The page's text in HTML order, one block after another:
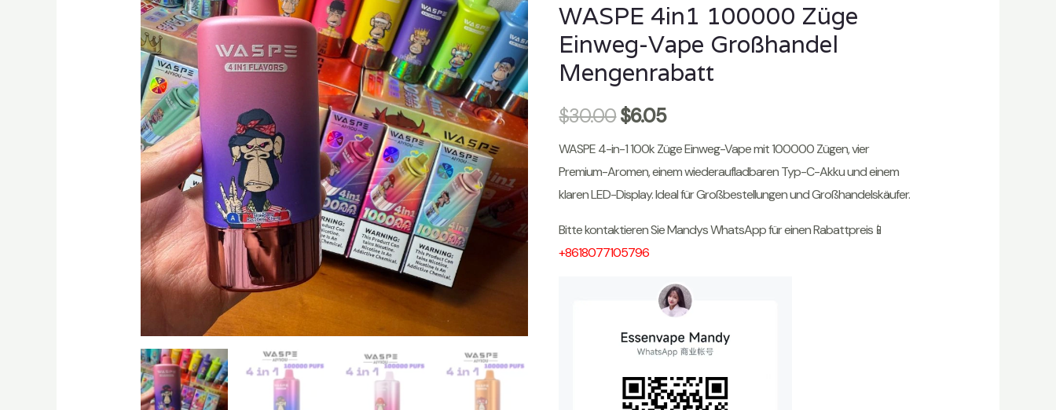
WASPE 4in1 100000 Züge
Einweg-Vape Großhandel
Mengenrabatt
$30.00$6.05
WASPE 4-in-1 100k Züge Einweg-Vape mit 100000 Zügen, vier
Premium-Aromen, einem wiederaufladbaren Typ-C-Akku und einem
klaren LED-Display. Ideal für Großbestellungen und Großhandelskäufer.
Bitte kontaktieren Sie Mandys WhatsApp für einen Rabattpreis📱
+8618077105796